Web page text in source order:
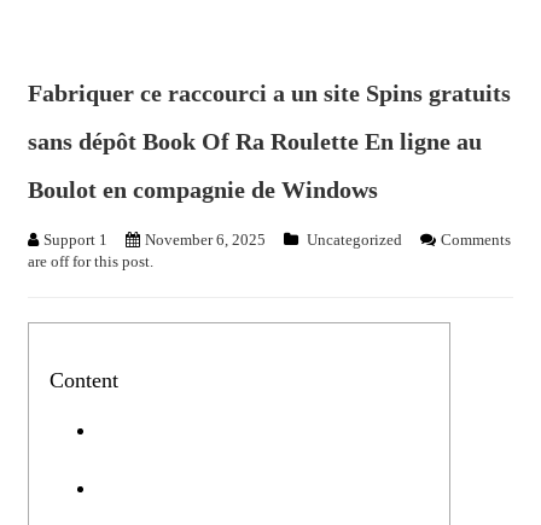
Fabriquer ce raccourci a un site Spins gratuits
sans dépôt Book Of Ra Roulette En ligne au
Boulot en compagnie de Windows
Support 1 November 6, 2025 Uncategorized
Comments
are off for this post.
Content